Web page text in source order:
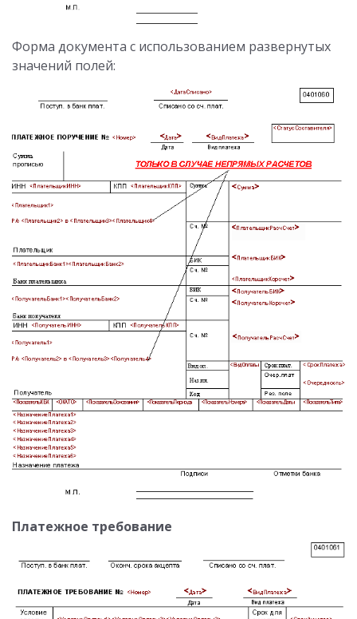
Форма документа с использованием развернутых
значений полей:
Платежное требование